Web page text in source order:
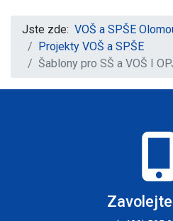
Jste zde: VOŠ a SPŠE
Projekty VOŠ a SPŠE
Šablony pro SŠ a VOŠ I